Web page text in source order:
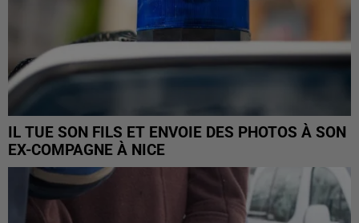
IL TUE SON FILS ET ENVOIE DES PHOTOS À SON
EX-COMPAGNE À NICE